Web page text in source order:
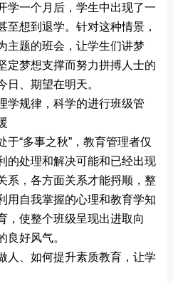
学一个月后，学生中出现了一
至想到退学。针对这种情景，
主题的班会，让学生们讲梦
定梦想支撑而努力拼搏人士的
日、期望在明天。
学规律，科学的进行班级管
“多事之秋”，教育管理者仅
的处理和解决可能和已经出现
系，各方面关系才能捋顺，整
用自我掌握的心理和教育学知
，使整个班级呈现出进取向
良好风气。
人、如何提升素质教育，让学